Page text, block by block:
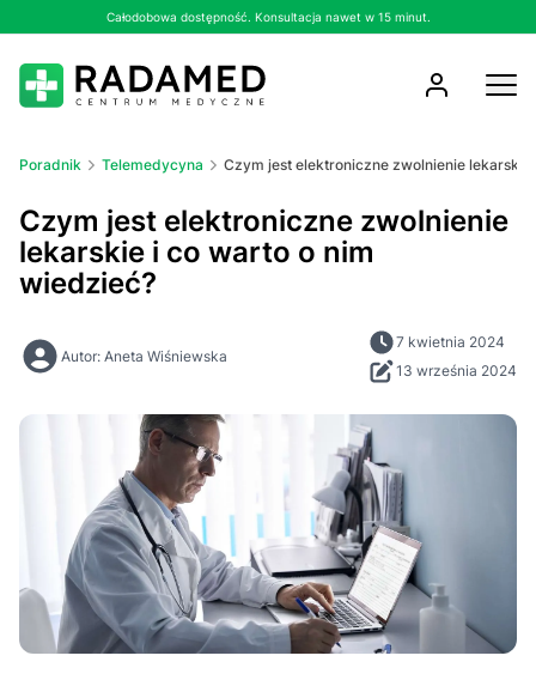
Całodobowa dostępność. Konsultacja nawet w 15 minut.
Poradnik Telemedycyna Czym jest elektroniczne zwolnienie
Czym jest elektroniczne zwolnienie
lekarskie i co warto o nim
wiedzieć?
Autor: Aneta Wiśniewska
7 kwietnia 2024
13 września 2024